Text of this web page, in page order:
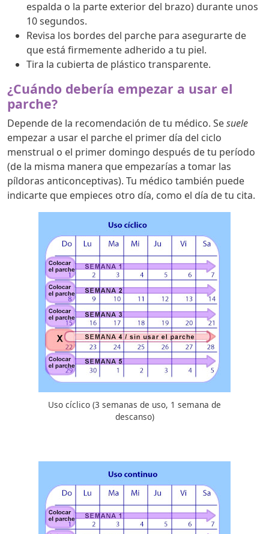
espalda o la parte exterior del brazo) durante unos
10 segundos.
Revisa los bordes del parche para asegurarte de
que está firmemente adherido a tu piel.
Tira la cubierta de plástico transparente.
¿Cuándo debería empezar a usar el
parche?
Depende de la recomendación de tu médico. Sesuele
empezar a usar el parche el primer día del ciclo
menstrual o el primer domingo después de tu período
(de la misma manera que empezarías a tomar las
píldoras anticonceptivas). Tu médico también puede
indicarte que empieces otro día, como el día de tu cita.
Uso cíclico (3 semanas de uso, 1 semana de
descanso)